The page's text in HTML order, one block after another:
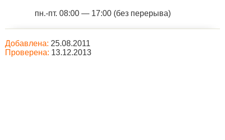
пн.-пт. 08:00 — 17:00 (без перерыва)
Добавлена: 25.08.2011
Проверена: 13.12.2013